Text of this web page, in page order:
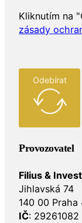
Kliknutím na
zásady
Odebírat
Provozovatel
Filius &
Jihlavská 74
140 00 Praha
IČ: 29261082